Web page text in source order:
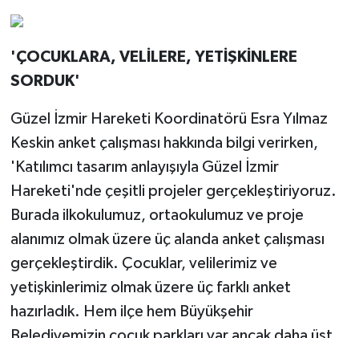
'ÇOCUKLARA, VELİLERE, YETİŞKİNLERE
SORDUK'
Güzel İzmir Hareketi Koordinatörü Esra Yılmaz
Keskin anket çalışması hakkında bilgi verirken,
'Katılımcı tasarım anlayışıyla Güzel İzmir
Hareketi'nde çeşitli projeler gerçekleştiriyoruz.
Burada ilkokulumuz, ortaokulumuz ve proje
alanımız olmak üzere üç alanda anket çalışması
gerçekleştirdik. Çocuklar, velilerimiz ve
yetişkinlerimiz olmak üzere üç farklı anket
hazırladık. Hem ilçe hem Büyükşehir